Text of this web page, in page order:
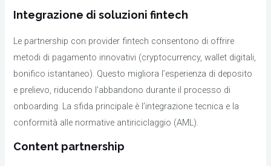
Integrazione di soluzioni fintech
Le partnership con provider fintech consentono di offrire
metodi di pagamento innovativi (cryptocurrency, wallet digitali,
bonifico istantaneo). Questo migliora l’esperienza di deposito
e prelievo, riducendo l’abbandono durante il processo di
onboarding. La sfida principale è l’integrazione tecnica e la
conformità alle normative antiriciclaggio (AML).
Content partnership